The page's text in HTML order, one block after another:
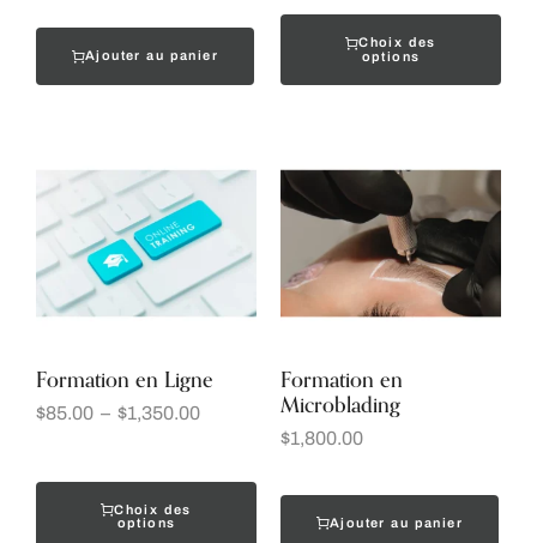
Ajouter au panier
Choix des
options
Formation en Ligne
$85.00 – $1,350.00
Choix des
options
Formation en
Microblading
$1,800.00
Ajouter au panier